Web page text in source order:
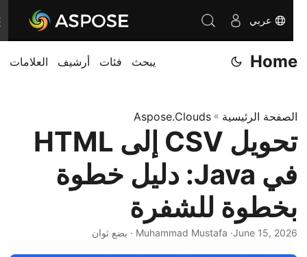
عربي
Home يبحث فئات أرشيف العلامات
الصفحة الرئيسية»
Aspose.Clouds
تحويل CSV إلى HTML
في Java: دليل خطوة
بخطوة للشفرة
June 15, 2026· Muhammad Mustafa · بضع ثوان